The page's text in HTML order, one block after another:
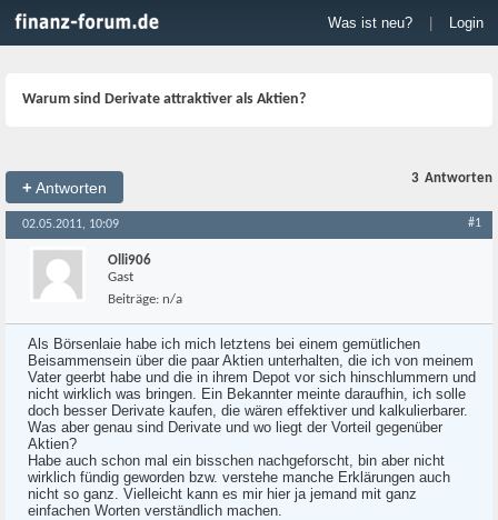
Was ist neu? Login
Warum sind Derivate attraktiver als Aktien?
+Antworten
3 Antworten
02.05.2011, 10:09 #1
Olli906
Gast
Beiträge: n/a
Als Börsenlaie habe ich mich letztens bei einem gemütlichen
Beisammensein über die paar Aktien unterhalten, die ich von meinem
Vater geerbt habe und die in ihrem Depot vor sich hinschlummern und
nicht wirklich was bringen. Ein Bekannter meinte daraufhin, ich solle
doch besser Derivate kaufen, die wären effektiver und kalkulierbarer.
Was aber genau sind Derivate und wo liegt der Vorteil gegenüber
Aktien?
Habe auch schon mal ein bisschen nachgeforscht, bin aber nicht
wirklich fündig geworden bzw. verstehe manche Erklärungen auch
nicht so ganz. Vielleicht kann es mir hier ja jemand mit ganz
einfachen Worten verständlich machen.